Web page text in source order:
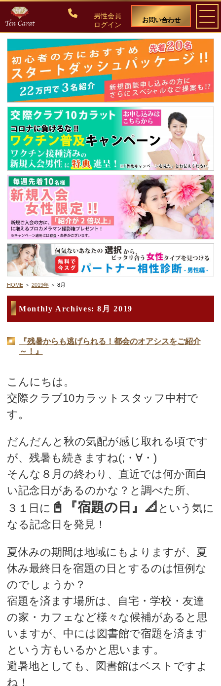
男性会員
ログイン
お問い合わせ
ご入会について
料金・入会案内
会員比率『１：１０』にこだわる理由
教養ある女性の募集に注力しています
50代・60代のための後悔しない選び方
女性会員の紹介
男性会員様の声
デートまでの流れ
アフィリエイトをご検討の皆様へ。
HOME 2019年 8月
Monthly Archives:8月 2019
『残暑からも逃げられる！都会のオアシスをご紹介
～！』
こんにちは。
交際クラブ10カラットスタッフ中村で
す。
だんだんと秋の気配が感じ取れる頃です
が、残暑も続きますね(;・∀・)
そんな８月の終わり、直近では何か面白
い記念日があるのかな？と調べた所、
３１日に 📓『宿題の日』📐 という気に
なる記念日を発見！
夏休みの期間は地域にもよりますが、夏
休み最終日を宿題の日とするのは恒例な
のでしょうか？
宿題を済ます場所は、自宅・学校・友達
の家・カフェなど様々な候補があると思
いますが、中には図書館で宿題を済ます
という方もいるかと思います。
避暑地としても、図書館はベストですよ
ね！